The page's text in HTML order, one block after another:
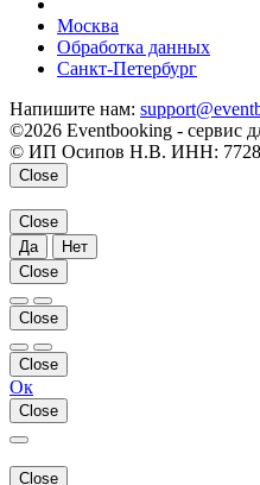
Москва
Обработка данных
Санкт-Петербург
Напишите нам:
©2026 Eventbooking - сервис
© ИП Осипов Н.В. ИНН:
Close
Close
Да
Нет
Close
Close
Close
Ок
Close
Close